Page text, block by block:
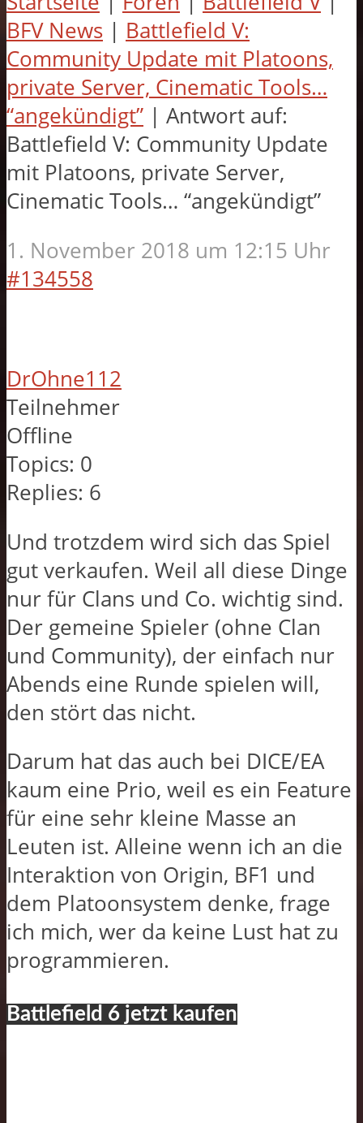
BFV News | Battlefield V:
Community Update mit Platoons,
private Server, Cinematic Tools…
“angekündigt” | Antwort auf:
Battlefield V: Community Update
mit Platoons, private Server,
Cinematic Tools… “angekündigt”
1. November 2018 um 12:15 Uhr
#134558
DrOhne112
Teilnehmer
Offline
Topics: 0
Replies: 6
Und trotzdem wird sich das Spiel
gut verkaufen. Weil all diese Dinge
nur für Clans und Co. wichtig sind.
Der gemeine Spieler (ohne Clan
und Community), der einfach nur
Abends eine Runde spielen will,
den stört das nicht.
Darum hat das auch bei DICE/EA
kaum eine Prio, weil es ein Feature
für eine sehr kleine Masse an
Leuten ist. Alleine wenn ich an die
Interaktion von Origin, BF1 und
dem Platoonsystem denke, frage
ich mich, wer da keine Lust hat zu
programmieren.
Battlefield 6 jetzt kaufen